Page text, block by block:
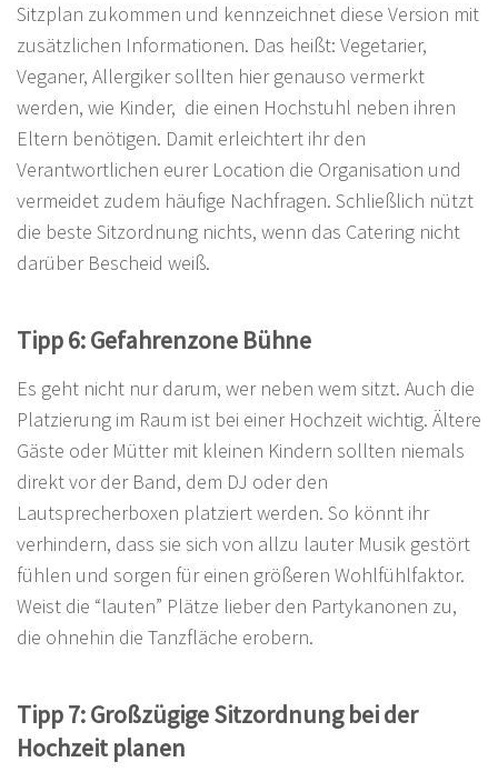
Sitzplan zukommen und kennzeichnet diese Version mit
zusätzlichen Informationen. Das heißt: Vegetarier,
Veganer, Allergiker sollten hier genauso vermerkt
werden, wie Kinder, die einen Hochstuhl neben ihren
Eltern benötigen. Damit erleichtert ihr den
Verantwortlichen eurer Location die Organisation und
vermeidet zudem häufige Nachfragen. Schließlich nützt
die beste Sitzordnung nichts, wenn das Catering nicht
darüber Bescheid weiß.
Tipp 6: Gefahrenzone Bühne
Es geht nicht nur darum, wer neben wem sitzt. Auch die
Platzierung im Raum ist bei einer Hochzeit wichtig. Ältere
Gäste oder Mütter mit kleinen Kindern sollten niemals
direkt vor der Band, dem DJ oder den
Lautsprecherboxen platziert werden. So könnt ihr
verhindern, dass sie sich von allzu lauter Musik gestört
fühlen und sorgen für einen größeren Wohlfühlfaktor.
Weist die “lauten” Plätze lieber den Partykanonen zu,
die ohnehin die Tanzfläche erobern.
Tipp 7: Großzügige Sitzordnung bei der
Hochzeit planen